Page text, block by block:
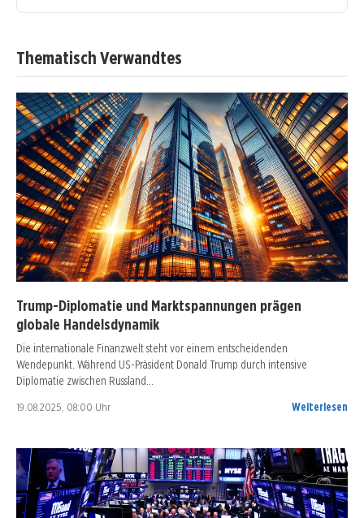
Thematisch Verwandtes
Trump-Diplomatie und Marktspannungen prägen
globale Handelsdynamik
Die internationale Finanzwelt steht vor einem entscheidenden
Wendepunkt. Während US-Präsident Donald Trump durch intensive
Diplomatie zwischen Russland…
19.08.2025, 08:00 Uhr Weiterlesen